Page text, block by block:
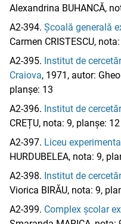
Alexandrina BUHANCĂ,
A2-394. Școală generală
Carmen CRISTESCU,
A2-395. Institut de
Craiova, 1971, autor:
planșe: 13
A2-396. Institut de
CREȚU, nota: 9, planșe: 12
A2-397. Liceu
HURDUBELEA, nota: 9,
A2-398. Institut de
Viorica BIRĂU, nota: 9,
A2-399. Complex școlar